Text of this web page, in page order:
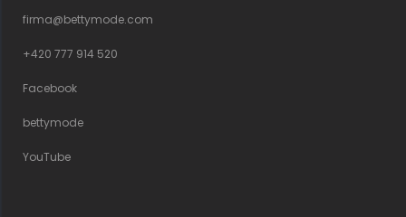
firma@bettymode.com
+420 777 914 520
Facebook
bettymode
YouTube